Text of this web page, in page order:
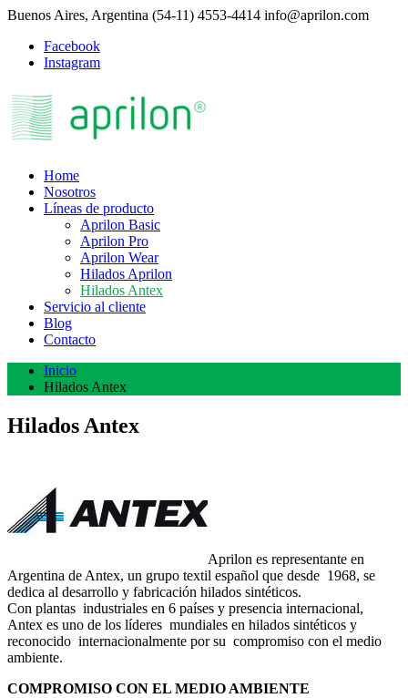
Buenos Aires, Argentina (54-11) 4553-4414 info@aprilon.com
Facebook
Instagram
Home
Nosotros
Líneas de producto
Aprilon Basic
Aprilon Pro
Aprilon Wear
Hilados Aprilon
Hilados Antex
Servicio al cliente
Blog
Contacto
Inicio
Hilados Antex
Hilados Antex
Aprilon es representante en
Argentina de Antex, un grupo textil español que desde 1968, se
dedica al desarrollo y fabricación hilados sintéticos.
Con plantas industriales en 6 países y presencia internacional,
Antex es uno de los líderes mundiales en hilados sintéticos y
reconocido internacionalmente por su compromiso con el medio
ambiente.
COMPROMISO CON EL MEDIO AMBIENTE